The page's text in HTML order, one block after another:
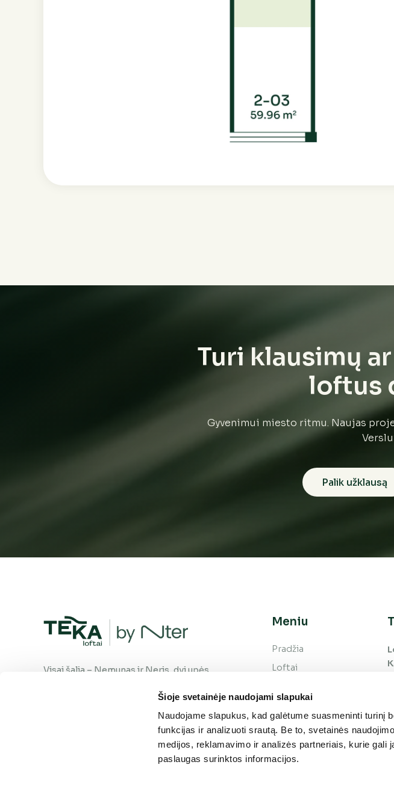
Šioje svetainėje naudojami slapukai
Naudojame slapukus, kad galėtume suasmeninti turinį
funkcijas ir analizuoti srautą. Be to, svetainės
medijos, reklamavimo ir analizės partneriais, kurie gali
paslaugas surinktos informacijos.
Turi klausimų
loftus
Gyvenimui miesto ritmu. Naujas
Palik užklausą
Visai šalia – Nemunas ir Neris, dvi upės,
šiame kvartale teka natūraliai, tavo
pasirinkta kryptimi. Kaip ir upė – tu
Meniu
Pradžia
Loftai
Galerija
Apie projektą
Kontaktai
Privatumo politika